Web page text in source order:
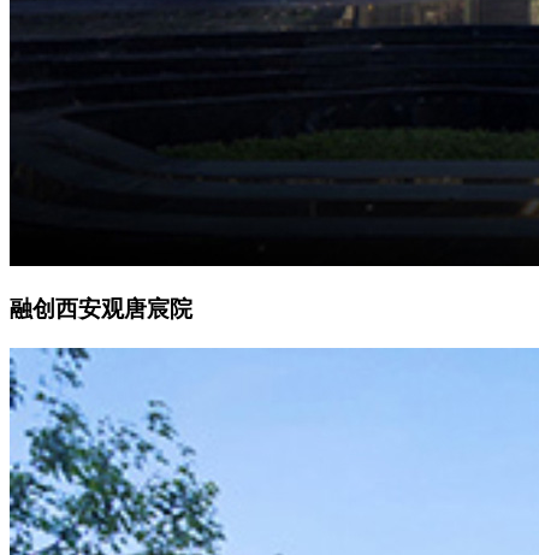
融创西安观唐宸院